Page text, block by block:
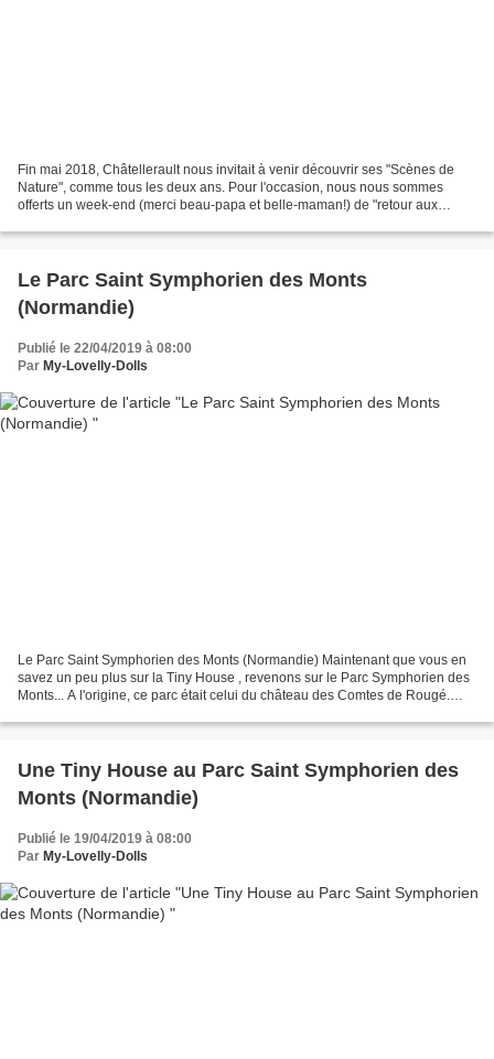
Fin mai 2018, Châtellerault nous invitait à venir découvrir ses "Scènes de
Nature", comme tous les deux ans. Pour l'occasion, nous nous sommes
offerts un week-end (merci beau-papa et belle-maman!) de "retour aux
Le Parc Saint Symphorien des Monts
(Normandie)
Publié le 22/04/2019 à 08:00
Par My-Lovelly-Dolls
Le Parc Saint Symphorien des Monts (Normandie) Maintenant que vous en
savez un peu plus sur la Tiny House , revenons sur le Parc Symphorien des
Monts... A l'origine, ce parc était celui du château des Comtes de Rougé.
Une Tiny House au Parc Saint Symphorien des
Monts (Normandie)
Publié le 19/04/2019 à 08:00
Par My-Lovelly-Dolls